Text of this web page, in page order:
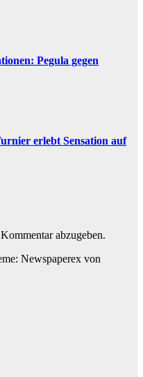
Pegula gegen
erlebt Sensation auf
abzugeben.
Newspaperex von